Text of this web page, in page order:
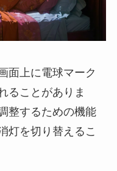
面上に電球マーク
ることがありま
整するための機能
灯を切り替えるこ